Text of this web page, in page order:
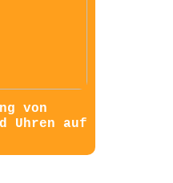
von
Uhren auf